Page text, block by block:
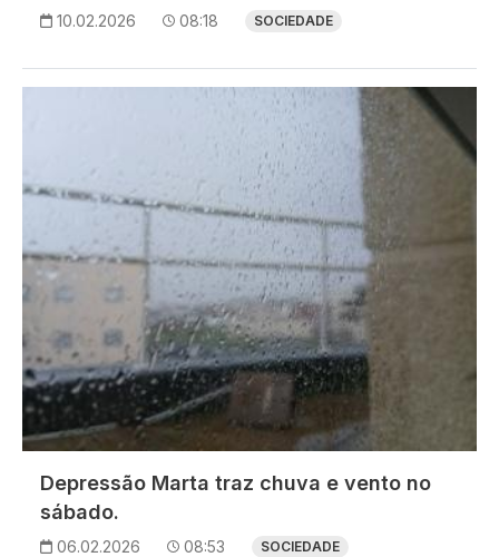
10.02.2026 08:18 SOCIEDADE
Depressão Marta traz chuva e vento no
sábado.
06.02.2026 08:53 SOCIEDADE